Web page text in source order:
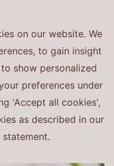
on our website. We
to gain insight
show personalized
preferences under
'Accept all cookies',
as described in our